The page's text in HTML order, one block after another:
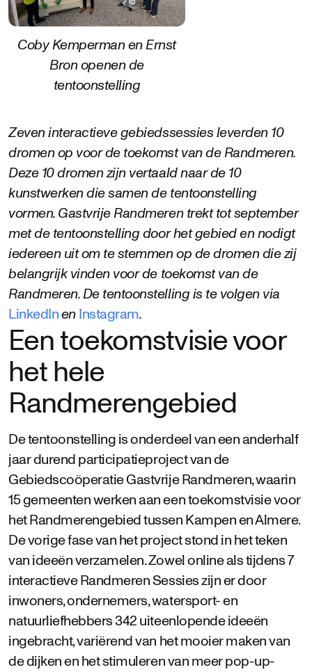
Coby Kemperman en Ernst
Bron openen de
tentoonstelling
Zeven interactieve gebiedssessies leverden 10
dromen op voor de toekomst van de Randmeren.
Deze 10 dromen zijn vertaald naar de 10
kunstwerken die samen de tentoonstelling
vormen. Gastvrije Randmeren trekt tot september
met de tentoonstelling door het gebied en nodigt
iedereen uit om te stemmen op de dromen die zij
belangrijk vinden voor de toekomst van de
Randmeren. De tentoonstelling is te volgen via
LinkedInen Instagram.
Een toekomstvisie voor
het hele
Randmerengebied
De tentoonstelling is onderdeel van een anderhalf
jaar durend participatieproject van de
Gebiedscoöperatie Gastvrije Randmeren, waarin
15 gemeenten werken aan een toekomstvisie voor
het Randmerengebied tussen Kampen en Almere.
De vorige fase van het project stond in het teken
van ideeën verzamelen. Zowel online als tijdens 7
interactieve Randmeren Sessies zijn er door
inwoners, ondernemers, watersport- en
natuurliefhebbers 342 uiteenlopende ideeën
ingebracht, variërend van het mooier maken van
de dijken en het stimuleren van meer pop-up-